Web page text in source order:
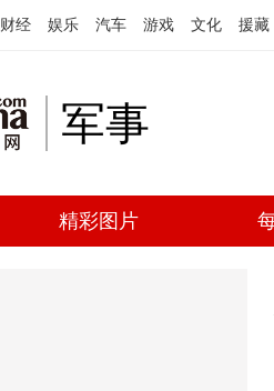
财经 娱乐 汽车 游戏 文化 援藏
军事
精彩图片